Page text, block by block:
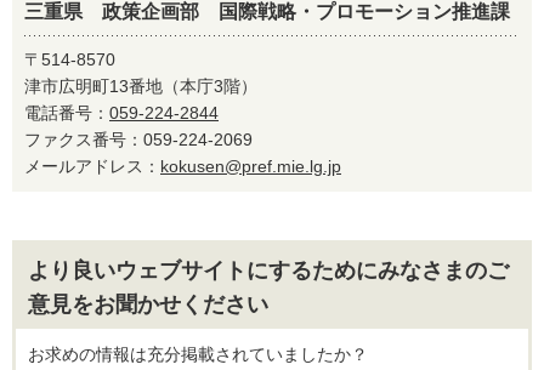
三重県 政策企画部 国際戦略・プロモーション推進課
〒514-8570
津市広明町13番地（本庁3階）
電話番号： 059-224-2844
ファクス番号：059-224-2069
メールアドレス： kokusen@pref.mie.lg.jp
より良いウェブサイトにするためにみなさまのご
意見をお聞かせください
お求めの情報は充分掲載されていましたか？